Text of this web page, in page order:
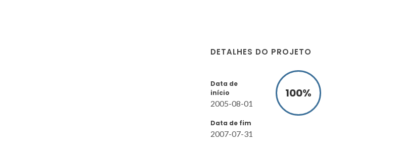
DETALHES DO PROJETO
Data de
início
2005-08-01
Data de fim
2007-07-31
100%